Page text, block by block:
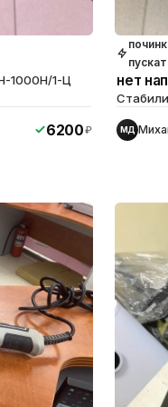
1000Н/1-Ц
6200₽
нет
МД